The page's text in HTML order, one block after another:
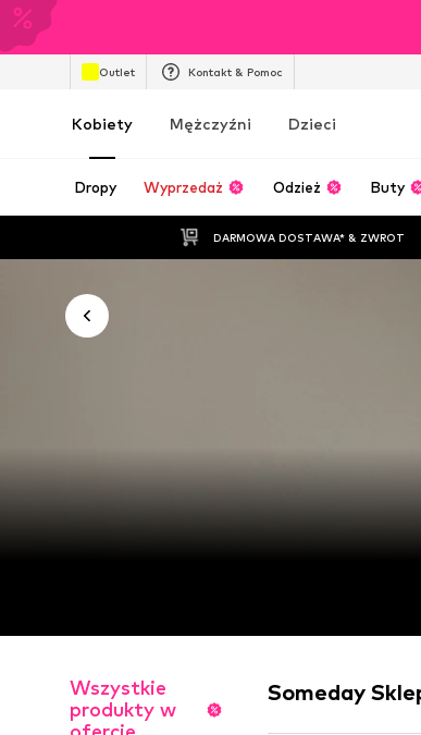
Outlet Kontakt & Pomoc
Kobiety Mężczyźni Dzieci
Dropy Wyprzedaż Odzież Buty
DARMOWA DOSTAWA* & ZWROT
Wszystkie
produkty w
Someday